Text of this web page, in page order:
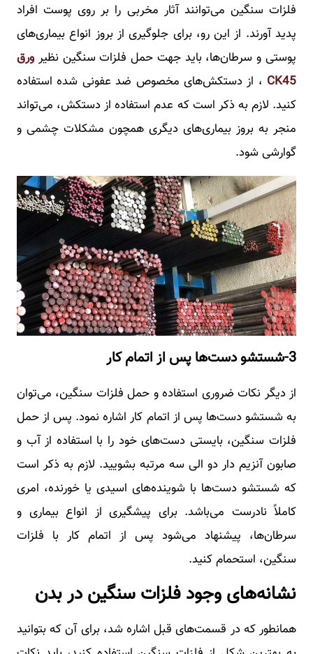
فلزات سنگین می‌توانند آثار مخربی را بر روی پوست افراد
پدید آورند. از این رو، برای جلوگیری از بروز انواع بیماری‌های
پوستی و سرطان‌ها، باید جهت حمل فلزات سنگین نظیرورق
CK45 ، از دستکش‌های مخصوص ضد عفونی شده استفاده
کنید. لازم به ذکر است که عدم استفاده از دستکش، می‌تواند
منجر به بروز بیماری‌های دیگری همچون مشکلات چشمی و
گوارشی شود.
3-شستشو دست‌ها پس از اتمام کار
از دیگر نکات ضروری استفاده و حمل فلزات سنگین، می‌توان
به شستشو دست‌ها پس از اتمام کار اشاره نمود. پس از حمل
فلزات سنگین، بایستی دست‌های خود را با استفاده از آب و
صابون آنزیم دار دو الی سه مرتبه بشویید. لازم به ذکر است
که شستشو دست‌ها با شوینده‌های اسیدی یا خورنده، امری
کاملاً نادرست می‌باشد. برای پیشگیری از انواع بیماری و
سرطان‌ها، پیشنهاد می‌شود پس از اتمام کار با فلزات
سنگین، استحمام کنید.
نشانه‌های وجود فلزات سنگین در بدن
همانطور که در قسمت‌های قبل اشاره شد، برای آن که بتوانید